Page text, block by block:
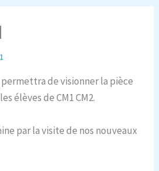
de visionner la pièce
élèves de CM1 CM2.
par la visite de nos nouveaux